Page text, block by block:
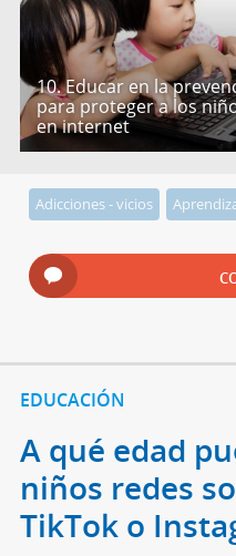
10. Educar en la
para proteger a los
en internet
Adicciones - vicios
EDUCACIÓN
A qué edad
niños redes
TikTok o